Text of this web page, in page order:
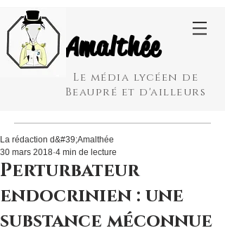
Amalthée
Le média lycéen de
Beaupré et d'ailleurs
Perturbateur
endocrinien : une
substance méconnue
La rédaction d&#39;Amalthée
30 mars 2018 4 min de lecture